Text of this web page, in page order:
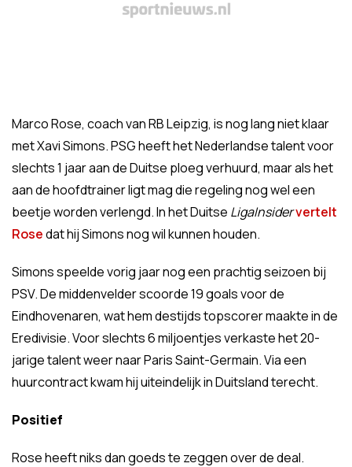
Marco Rose, coach van RB Leipzig, is nog lang niet klaar
met Xavi Simons. PSG heeft het Nederlandse talent voor
slechts 1 jaar aan de Duitse ploeg verhuurd, maar als het
aan de hoofdtrainer ligt mag die regeling nog wel een
beetje worden verlengd. In het Duitse LigaInsidervertelt
Rosedat hij Simons nog wil kunnen houden.
Simons speelde vorig jaar nog een prachtig seizoen bij
PSV. De middenvelder scoorde 19 goals voor de
Eindhovenaren, wat hem destijds topscorer maakte in de
Eredivisie. Voor slechts 6 miljoentjes verkaste het 20-
jarige talent weer naar Paris Saint-Germain. Via een
huurcontract kwam hij uiteindelijk in Duitsland terecht.
Positief
Rose heeft niks dan goeds te zeggen over de deal.